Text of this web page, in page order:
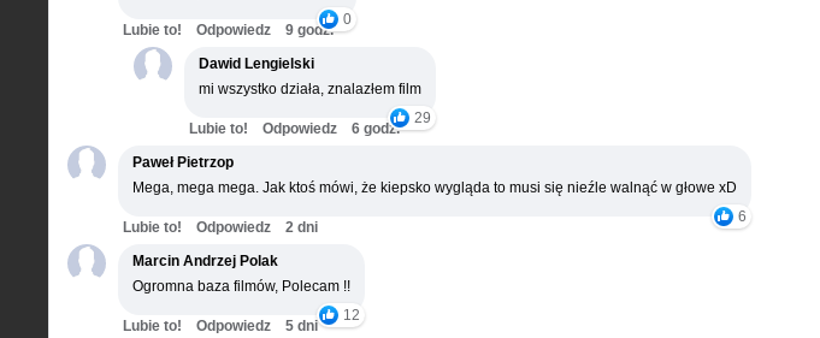
0
Lubie to! Odpowiedz
9 godz.
Dawid Lengielski
mi wszystko działa, znalazłem film
29
Lubie to! Odpowiedz
6 godz.
Paweł Pietrzop
Mega, mega mega. Jak ktoś mówi, że kiepsko wygląda to musi się nieźle walnąć w głowe xD
6
Lubie to! Odpowiedz
2 dni
Marcin Andrzej Polak
Ogromna baza filmów, Polecam !!
12
Lubie to! Odpowiedz
5 dni